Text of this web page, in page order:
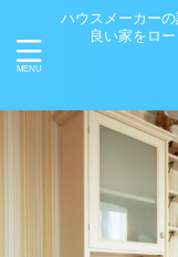
ハウスメーカー
良い家をロ